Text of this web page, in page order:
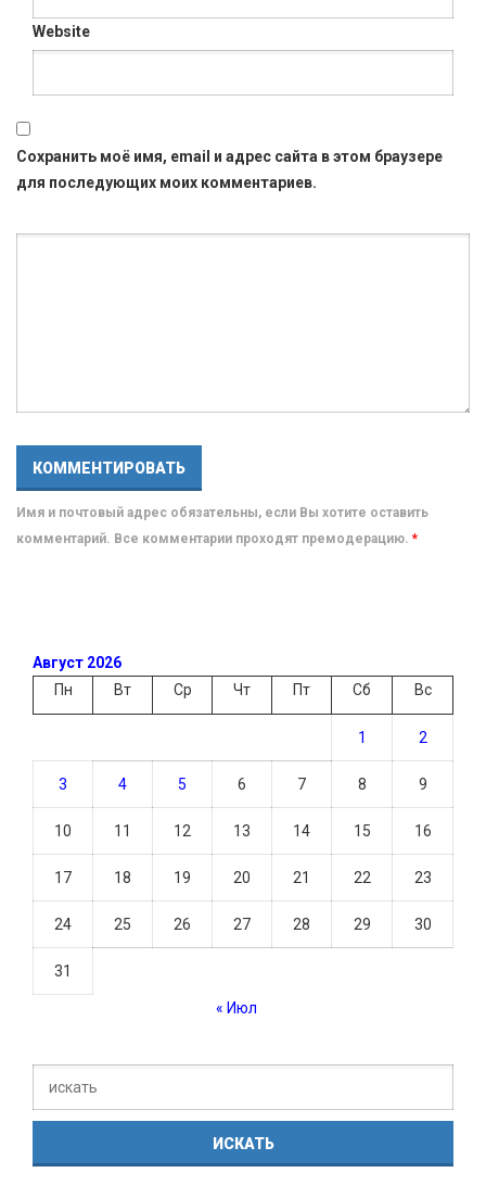
Website
Сохранить моё имя, email и адрес сайта в этом браузере
для последующих моих комментариев.
Имя и почтовый адрес обязательны, если Вы хотите оставить
комментарий. Все комментарии проходят премодерацию. *
Август 2026
Пн
Вт Ср Чт Пт Сб Вс
1 2
3 4 5 6 7 8 9
10 11 12 13 14 15 16
17 18 19 20 21 22 23
24 25 26 27 28 29 30
31
« Июл